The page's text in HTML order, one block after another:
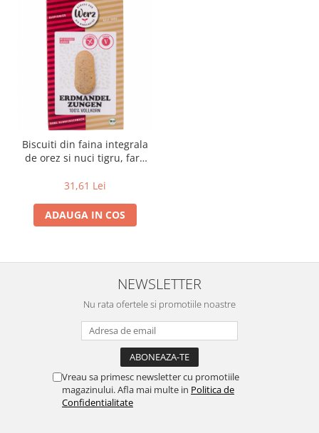
Biscuiti din faina integrala
de orez si nuci tigru, fara
31,61 Lei
ADAUGA IN COS
NEWSLETTER
Nu rata ofertele si promotiile noastre
Vreau sa primesc newsletter cu promotiile
magazinului. Afla mai multe in Politica de
Confidentialitate